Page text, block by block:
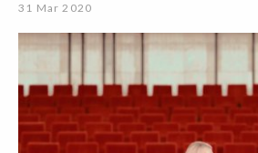
31 Mar 2020